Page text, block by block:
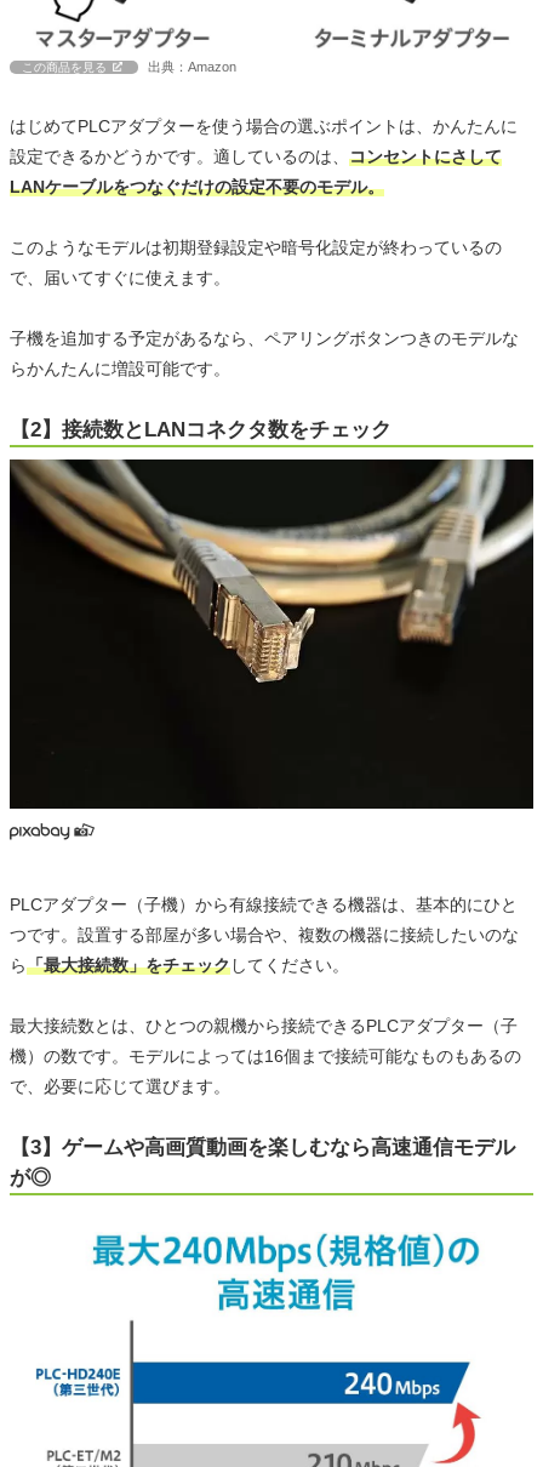
この商品を見る 出典：Amazon
はじめてPLCアダプターを使う場合の選ぶポイントは、かんたんに
設定できるかどうかです。適しているのは、 コンセントにさして
LANケーブルをつなぐだけの設定不要のモデル。
このようなモデルは初期登録設定や暗号化設定が終わっているの
で、届いてすぐに使えます。
子機を追加する予定があるなら、ペアリングボタンつきのモデルな
らかんたんに増設可能です。
【2】接続数とLANコネクタ数をチェック
PLCアダプター（子機）から有線接続できる機器は、基本的にひと
つです。設置する部屋が多い場合や、複数の機器に接続したいのな
ら「最大接続数」をチェックしてください。
最大接続数とは、ひとつの親機から接続できるPLCアダプター（子
機）の数です。モデルによっては16個まで接続可能なものもあるの
で、必要に応じて選びます。
【3】ゲームや高画質動画を楽しむなら高速通信モデル
が◎